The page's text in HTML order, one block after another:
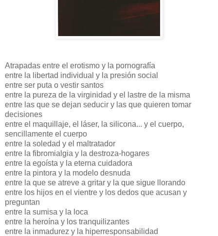
Atrapadas entre el erotismo y la pornografía
entre la libertad individual y la presión social
entre ser puta o vestir santos
entre la pureza de la virginidad y el lastre de la misma
entre las que se dejan seducir y las que quieren tomar
decisiones
entre el maquillaje, el láser, la silicona... y el cuerpo,
sencillamente el cuerpo
entre la soledad y el maltratador
entre la fibromialgia y la destroza-hogares
entre la egoísta y la eterna cuidadora
entre la pintora y la modelo desnuda
entre la que se atreve a gritar y la que sigue llorando
entre los hijos en el vientre y los dedos que acusan y
preguntan
entre la sumisa y la loca
entre la heroína y los tranquilizantes
entre la inmadurez y la hiperresponsabilidad